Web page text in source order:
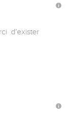
d'exister